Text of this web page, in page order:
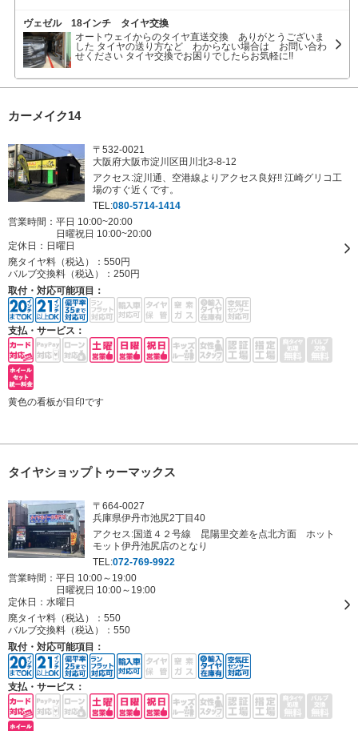
ヴェゼル 18インチ タイヤ交換
オートウェイからのタイヤ直送交換 ありがとうございま
した タイヤの送り方など わからない場合は お問い合わ
せください タイヤ交換でお困りでしたらお気軽に!!
カーメイク14
〒532-0021
大阪府大阪市淀川区田川北3-8-12
アクセス:淀川通、空港線よりアクセス良好!! 江崎グリコ工
場のすぐ近くです。
TEL:080-5714-1414
営業時間：平日 10:00~20:00
日曜祝日 10:00~20:00
定休日： 日曜日
廃タイヤ料（税込）： 550円
バルブ交換料（税込）： 250円
取付・対応可能項目：
支払・サービス：
黄色の看板が目印です
タイヤショップトゥーマックス
〒664-0027
兵庫県伊丹市池尻2丁目40
アクセス:国道４２号線 昆陽里交差を点北方面 ホット
モット伊丹池尻店のとなり
TEL:072-769-9922
営業時間：平日 10:00～19:00
日曜祝日 10:00～19:00
定休日： 水曜日
廃タイヤ料（税込）： 550
バルブ交換料（税込）： 550
取付・対応可能項目：
支払・サービス：